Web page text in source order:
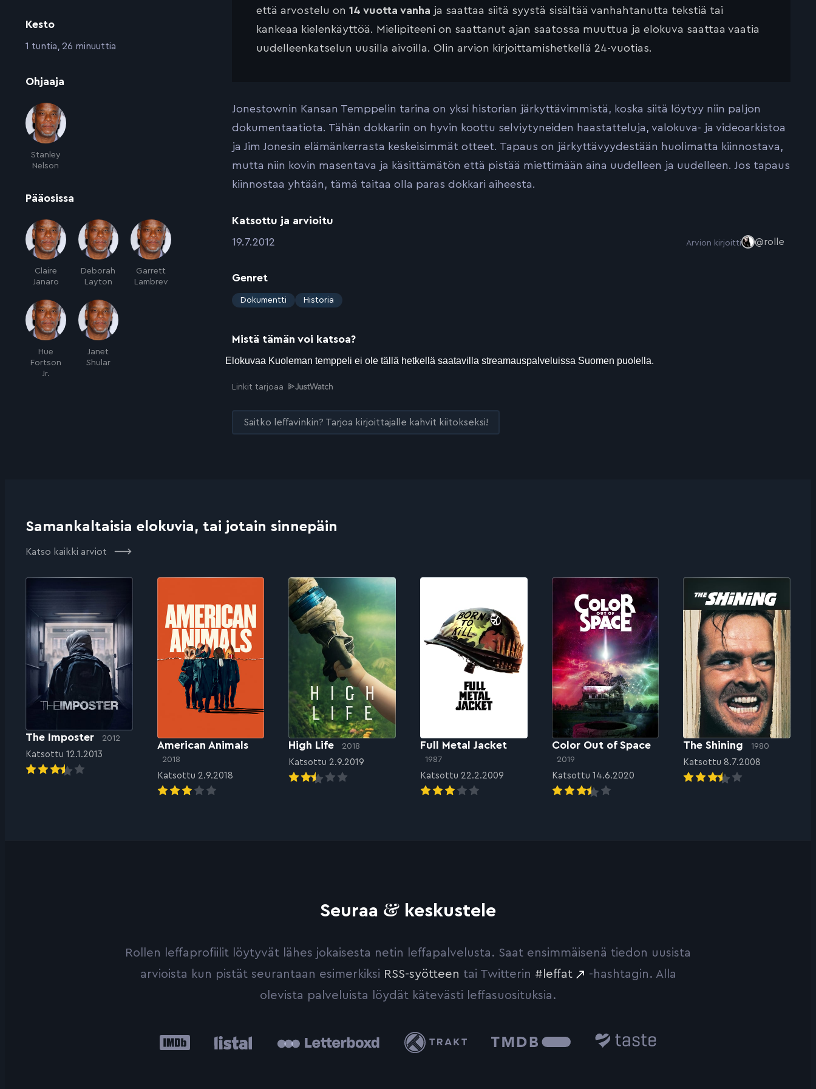
Kesto
:1 tuntia, 26 minuuttia
Ohjaaja
Stanley
Nelson
Pääosissa
Claire
Janaro
Deborah
Layton
Garrett
Lambrev
Hue
Fortson
Jr.
Janet
Shular
että arvostelu on 14 vuotta vanha ja saattaa siitä syystä sisältää vanhahtanutta tekstiä tai
kankeaa kielenkäyttöä. Mielipiteeni on saattanut ajan saatossa muuttua ja elokuva saattaa vaatia
uudelleenkatselun uusilla aivoilla. Olin arvion kirjoittamishetkellä 24-vuotias.
Jonestownin Kansan Temppelin tarina on yksi historian järkyttävimmistä, koska siitä löytyy niin paljon
dokumentaatiota. Tähän dokkariin on hyvin koottu selviytyneiden haastatteluja, valokuva- ja videoarkistoa
ja Jim Jonesin elämänkerrasta keskeisimmät otteet. Tapaus on järkyttävyydestään huolimatta kiinnostava,
mutta niin kovin masentava ja käsittämätön että pistää miettimään aina uudelleen ja uudelleen. Jos tapaus
kiinnostaa yhtään, tämä taitaa olla paras dokkari aiheesta.
Katsottu ja arvioitu
:19.7.2012 Arvion kirjoitti @rolle
Genret
:
Dokumentti Historia
Mistä tämän voi katsoa?
Linkit tarjoaa
Saitko leffavinkin? Tarjoa kirjoittajalle kahvit kiitokseksi!
Samankaltaisia elokuvia, tai jotain sinnepäin
Katso kaikki arviot
The Imposter 2012
Katsottu 12.1.2013
American Animals
2018
Katsottu 2.9.2018
High Life 2018
Katsottu 2.9.2019
Full Metal Jacket
1987
Katsottu 22.2.2009
Color Out of Space
2019
Katsottu 14.6.2020
The Shining 1980
Katsottu 8.7.2008
Seuraa & keskustele
Rollen leffaprofiilit löytyvät lähes jokaisesta netin leffapalvelusta. Saat ensimmäisenä tiedon uusista
arvioista kun pistät seurantaan esimerkiksi RSS-syötteen tai Twitterin #leffat
-hashtagin. Alla
olevista palveluista löydät kätevästi leffasuosituksia.
IMDb Trakt